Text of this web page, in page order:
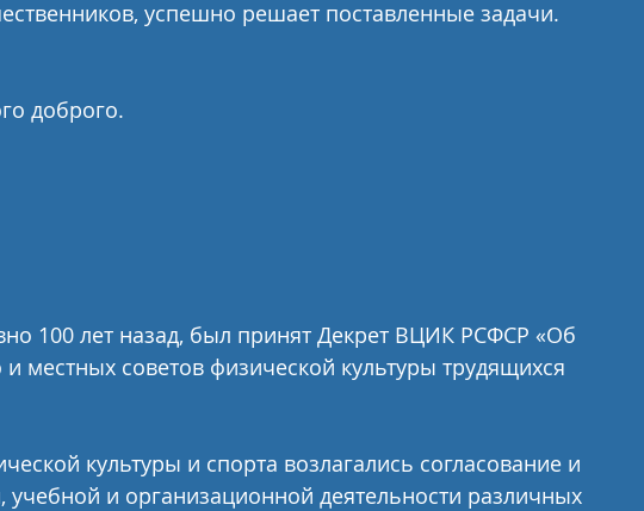
успешно решает поставленные задачи.
доброго.
100 лет назад, был принят Декрет ВЦИК РСФСР «Об
местных советов физической культуры трудящихся
культуры и спорта возлагались согласование и
и организационной деятельности различных